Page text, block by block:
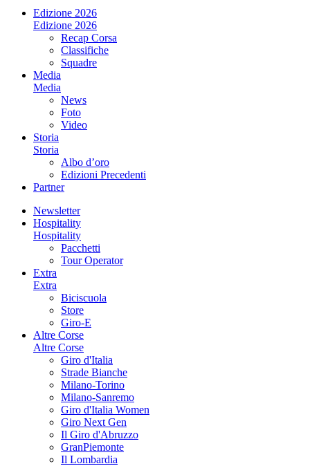
Edizione 2026
Edizione 2026
Recap Corsa
Classifiche
Squadre
Media
Media
News
Foto
Video
Storia
Storia
Albo d’oro
Edizioni Precedenti
Partner
Newsletter
Hospitality
Hospitality
Pacchetti
Tour Operator
Extra
Extra
Biciscuola
Store
Giro-E
Altre Corse
Altre Corse
Giro d'Italia
Strade Bianche
Milano-Torino
Milano-Sanremo
Giro d'Italia Women
Giro Next Gen
Il Giro d'Abruzzo
GranPiemonte
Il Lombardia